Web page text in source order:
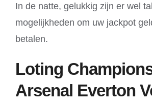
In de natte, gelukkig zijn er wel
mogelijkheden om uw jackpot
betalen.
Loting
Arsenal Everton